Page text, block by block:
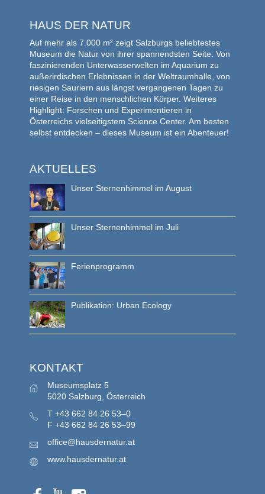
HAUS DER NATUR
Auf mehr als 7.000 m² zeigt Salzburgs beliebtestes
Museum die Natur von ihrer spannendsten Seite: Von
faszinierenden Unterwasserwelten im Aquarium zu
außerirdischen Erlebnissen in der Weltraumhalle, von
riesigen Sauriern aus längst vergangenen Tagen zu
einer Reise in den menschlichen Körper. Weiteres
Highlight: Forschen und Experimentieren in
Österreichs vielseitigstem Science Center. Am besten
selbst entdecken – dieses Museum ist ein Abenteuer!
AKTUELLES
Unser Sternenhimmel im August
Unser Sternenhimmel im Juli
Ferienprogramm
Publikation: Urban Ecology
KONTAKT
Museumsplatz 5
5020 Salzburg, Österreich
T +43 662 84 26 53–0
F +43 662 84 26 53–99
office@hausdernatur.at
www.hausdernatur.at